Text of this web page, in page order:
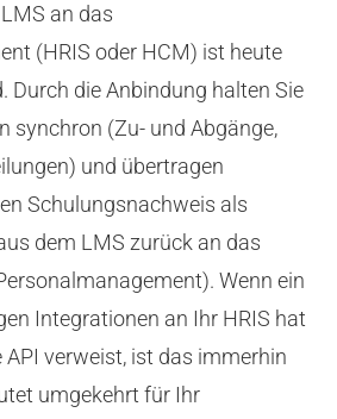
an das
(HRIS oder HCM) ist heute
Durch die Anbindung halten Sie
synchron (Zu- und Abgänge,
und übertragen
Schulungsnachweis als
dem LMS zurück an das
Wenn ein
Integrationen an Ihr HRIS hat
API verweist, ist das immerhin
umgekehrt für Ihr